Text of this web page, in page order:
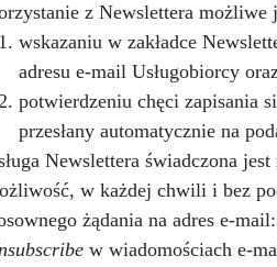
z Newslettera możliwe
wskazaniu w zakładce
adresu e-mail Usługobiorcy
potwierdzeniu chęci zapisania
przesłany automatycznie na
Newslettera świadczona
w każdej chwili i bez
żądania na adres e-
w wiadomościach e-